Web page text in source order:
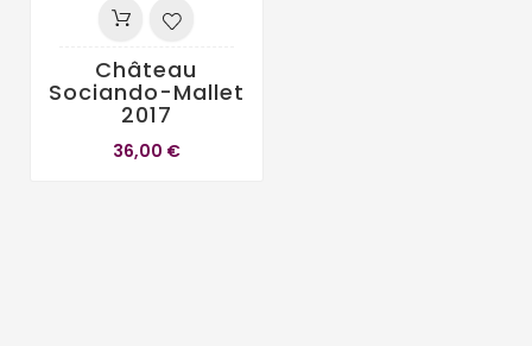
Château
Sociando-Mallet
2017
36,00 €